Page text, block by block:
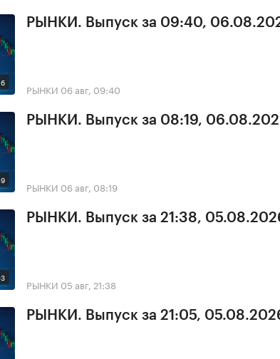
РЫНКИ. Выпуск за 09:40,
РЫНКИ 06 авг, 09:40
РЫНКИ. Выпуск за 08:19,
РЫНКИ 06 авг, 08:19
РЫНКИ. Выпуск за 21:38,
РЫНКИ 05 авг, 21:38
РЫНКИ. Выпуск за 21:05,